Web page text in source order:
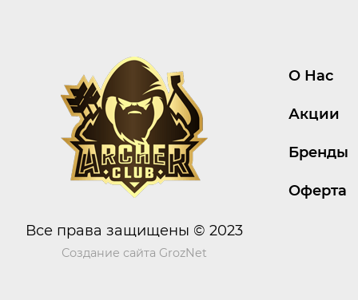
Все права защищены © 2023
Создание сайта GrozNet
О Нас
Акции
Бренды
Оферта